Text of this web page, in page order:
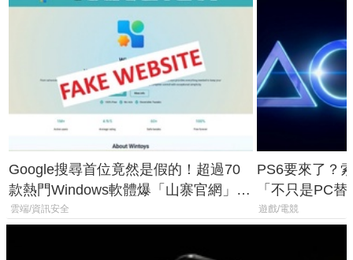
Google搜尋首位竟然是假的！超過70
款熱門Windows軟體爆「山寨官網」危
機
雲端/資訊安全
PS6要來了？
「不只是PC
廳、進軍電競
遊戲/電競